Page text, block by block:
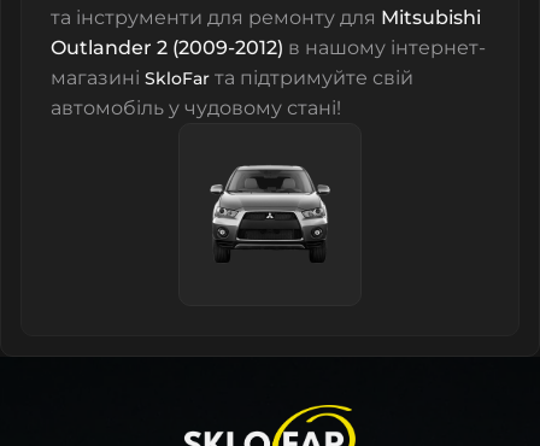
та інструменти для ремонту для Mitsubishi
Outlander 2 (2009-2012) в нашому інтернет-
магазині SkloFar та підтримуйте свій
автомобіль у чудовому стані!